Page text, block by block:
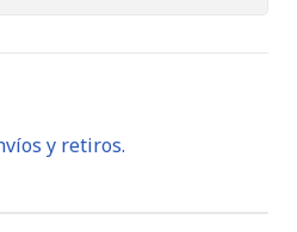
y retiros.